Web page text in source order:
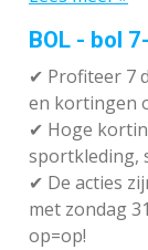
BOL - bol
✔ Profiteer 7
en kortingen
✔ Hoge
sportkleding,
✔ De acties
met zondag
op=op!